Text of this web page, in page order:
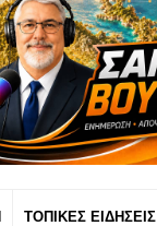
ΤΟΠΙΚΕΣ ΕΙΔΗΣΕΙΣ